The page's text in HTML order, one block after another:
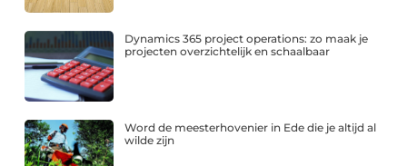
Dynamics 365 project operations: zo maak je
projecten overzichtelijk en schaalbaar
Word de meesterhovenier in Ede die je altijd al
wilde zijn